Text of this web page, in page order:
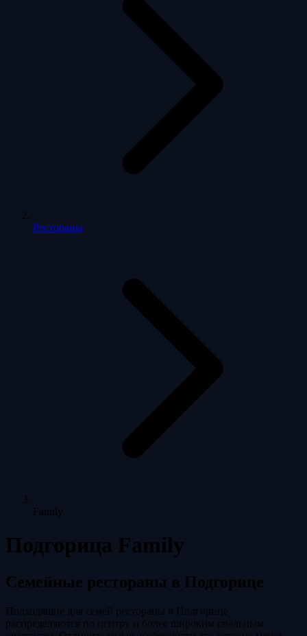
Рестораны
Family
Подгорица Family
Семейные рестораны в Подгорице
Подходящие для семей рестораны в Подгорице
распределяются по центру и более широким спальным